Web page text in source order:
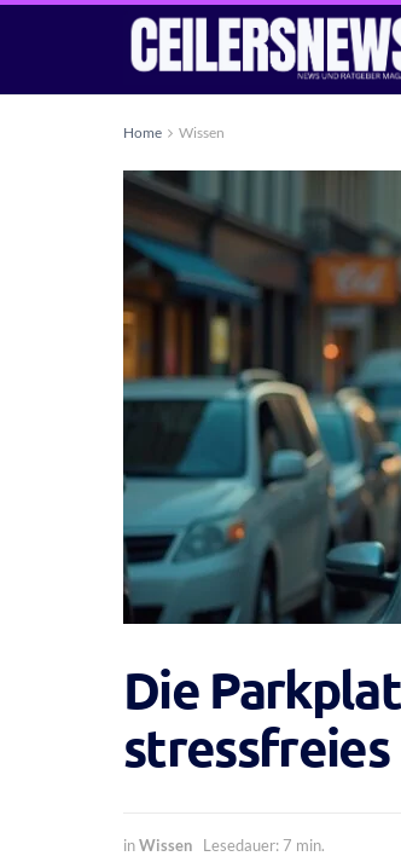
Home Wissen
Die
stressfreies
inWissen Lesedauer: 7 min.